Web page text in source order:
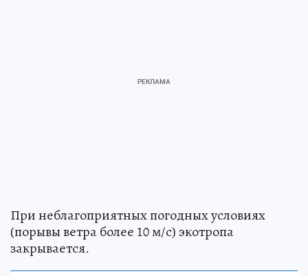
При неблагоприятных погодных условиях
(порывы ветра более 10 м/с) экотропа
закрывается.